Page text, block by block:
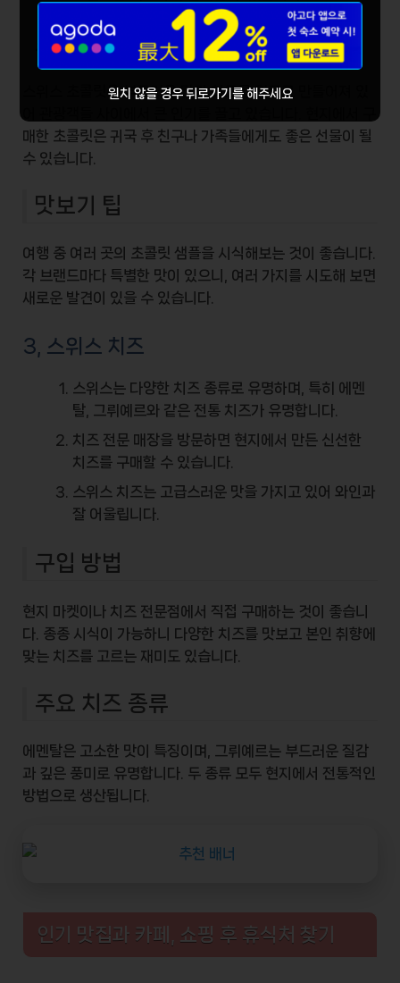
초콜릿의 장점
스위스 초콜릿은부드러운 맛과 최고급 원료로 만들어져 있
매한 초콜릿은 귀국 후 친구나 가족들에게도 좋은 선물이 될
수 있습니다.
맛보기 팁
여행 중 여러 곳의 초콜릿 샘플을 시식해보는 것이 좋습니다.
각 브랜드마다 특별한 맛이 있으니, 여러 가지를 시도해 보면
새로운 발견이 있을 수 있습니다.
3, 스위스 치즈
스위스는 다양한 치즈 종류로 유명하며, 특히 에멘
탈, 그뤼예르와 같은 전통 치즈가 유명합니다.
치즈 전문 매장을 방문하면 현지에서 만든 신선한
치즈를 구매할 수 있습니다.
스위스 치즈는 고급스러운 맛을 가지고 있어 와인과
잘 어울립니다.
구입 방법
현지 마켓이나 치즈 전문점에서 직접 구매하는 것이 좋습니
다. 종종 시식이 가능하니 다양한 치즈를 맛보고 본인 취향에
맞는 치즈를 고르는 재미도 있습니다.
주요 치즈 종류
에멘탈은 고소한 맛이 특징이며, 그뤼예르는 부드러운 질감
과 깊은 풍미로 유명합니다. 두 종류 모두 현지에서 전통적인
방법으로 생산됩니다.
인기 맛집과 카페, 쇼핑 후 휴식처 찾기
원치 않을 경우 뒤로가기를 해주세요